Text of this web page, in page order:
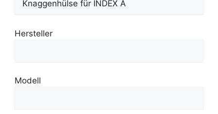
Hersteller
Modell